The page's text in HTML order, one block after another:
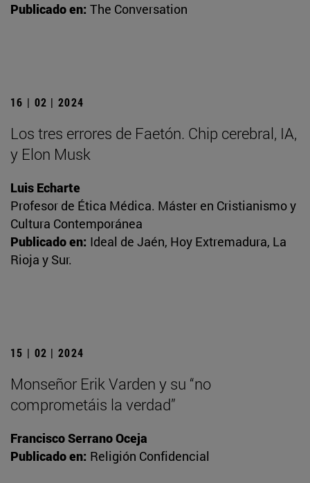
Publicado en: The Conversation
16 | 02 | 2024
Los tres errores de Faetón. Chip cerebral, IA,
y Elon Musk
Luis Echarte
Profesor de Ética Médica. Máster en Cristianismo y
Cultura Contemporánea
Publicado en: Ideal de Jaén, Hoy Extremadura, La
Rioja y Sur.
15 | 02 | 2024
Monseñor Erik Varden y su “no
comprometáis la verdad”
Francisco Serrano Oceja
Publicado en: Religión Confidencial